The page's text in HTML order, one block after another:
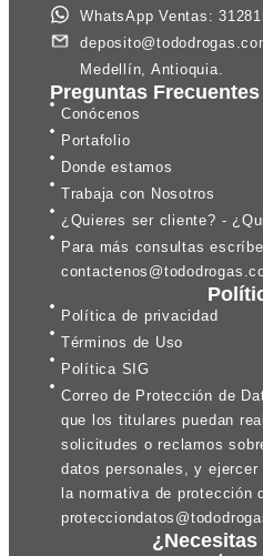
WhatsApp Ventas:
Medellín, Antioquia.
Preguntas Frecuentes
Conócenos
Portafolio
Donde estamos
Trabaja con Nosotros
¿Quieres ser cliente? -
Para más consultas
Política de privacidad
Términos de Uso
Política SIG
Correo de Protección de
que los titulares puedan
solicitudes o reclamos
datos personales, y
la normativa de protección